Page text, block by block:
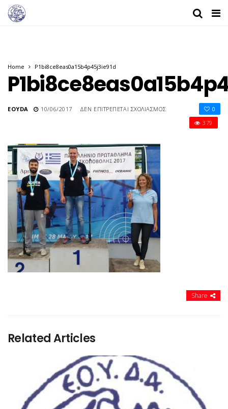
Home P1bi8ce8eas0a15b4p45j3ie91d
EOYDA 10/06/2017 ΔΕΝ ΕΠΙΤΡΈΠΕΤΑΙ ΣΧΟΛΙΑΣΜΌΣ
0
379
Share
Related Articles